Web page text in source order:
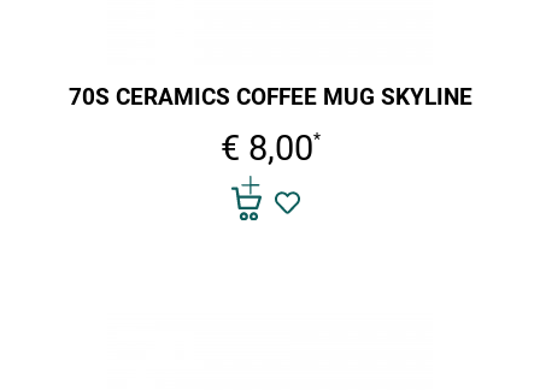
70S CERAMICS COFFEE MUG SKYLINE
€ 8,00*